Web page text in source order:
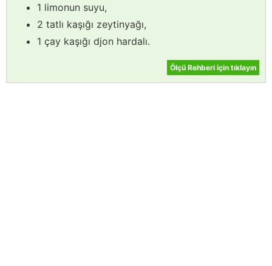
1 limonun suyu,
2 tatlı kaşığı zeytinyağı,
1 çay kaşığı djon hardalı.
Ölçü Rehberi için tıklayın